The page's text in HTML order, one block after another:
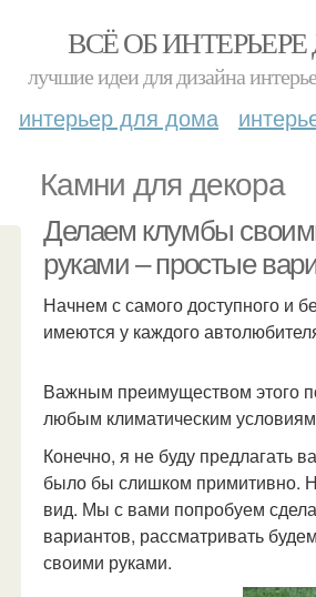
ВСЁ ОБ
лучшие идеи для дизайна
интерьер для дома
Камни для декора
Делаем клумбы
руками – простые
Начнем с самого доступного и
имеются у каждого
Важным преимуществом этого
любым климатическим
Конечно, я не буду предлагать
было бы слишком примитивно.
вид. Мы с вами попробуем
вариантов, рассматривать
своими руками.